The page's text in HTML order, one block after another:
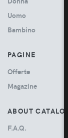
Uomo
Bambino
PAGINE
Offerte
Magazine
ABOUT
F.A.Q.